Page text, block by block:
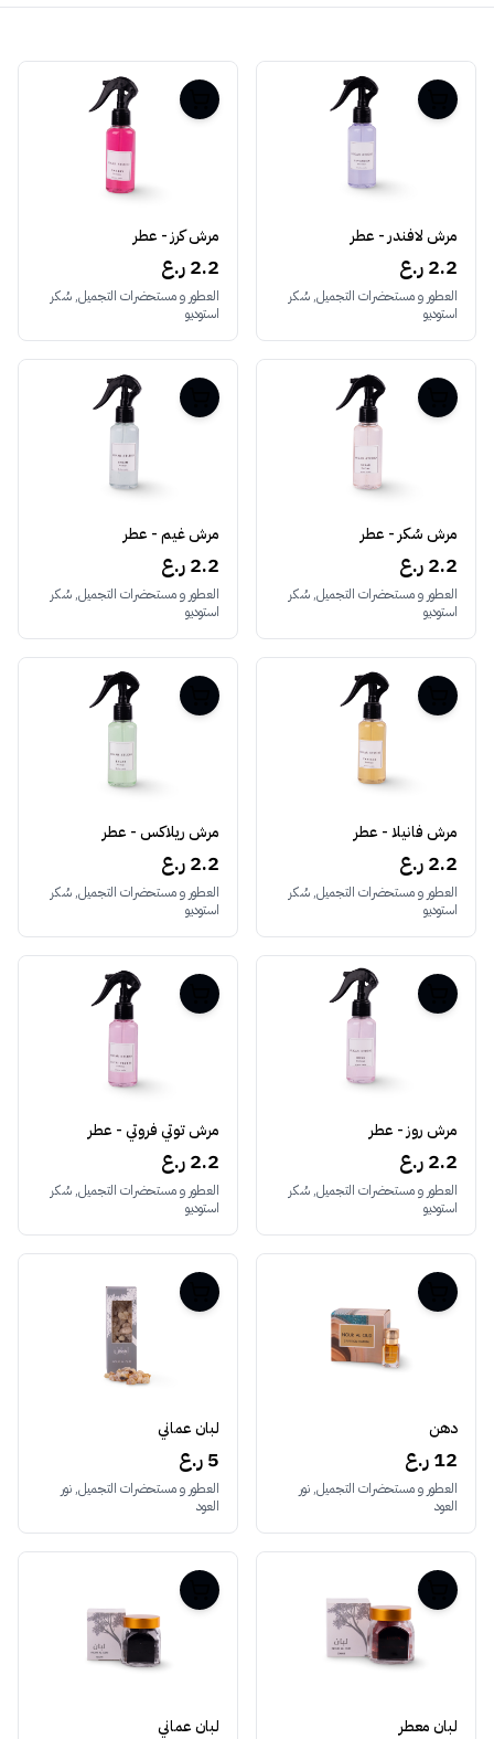
مرش لافندر - عطر
2.2 ر.ع
العطور و مستحضرات التجميل, سُكر
استوديو
مرش كرز - عطر
2.2 ر.ع
العطور و مستحضرات التجميل, سُكر
استوديو
مرش سُكر - عطر
2.2 ر.ع
العطور و مستحضرات التجميل, سُكر
استوديو
مرش غيم - عطر
2.2 ر.ع
العطور و مستحضرات التجميل, سُكر
استوديو
مرش فانيلا - عطر
2.2 ر.ع
العطور و مستحضرات التجميل, سُكر
استوديو
مرش ريلاكس - عطر
2.2 ر.ع
العطور و مستحضرات التجميل, سُكر
استوديو
مرش روز - عطر
2.2 ر.ع
العطور و مستحضرات التجميل, سُكر
استوديو
مرش توتي فروتي - عطر
2.2 ر.ع
العطور و مستحضرات التجميل, سُكر
استوديو
دهن
12 ر.ع
العطور و مستحضرات التجميل, نور
العود
لبان عماني
5 ر.ع
العطور و مستحضرات التجميل, نور
العود
لبان معطر لبان عماني